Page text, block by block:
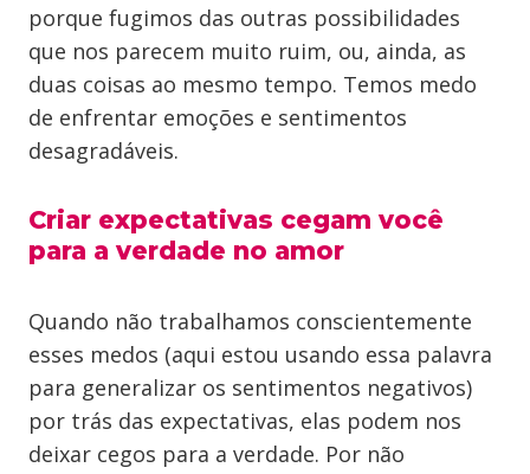
porque fugimos das outras possibilidades
que nos parecem muito ruim, ou, ainda, as
duas coisas ao mesmo tempo. Temos medo
de enfrentar emoções e sentimentos
desagradáveis.
Criar expectativas cegam você
para a verdade no amor
Quando não trabalhamos conscientemente
esses medos (aqui estou usando essa palavra
para generalizar os sentimentos negativos)
por trás das expectativas, elas podem nos
deixar cegos para a verdade. Por não